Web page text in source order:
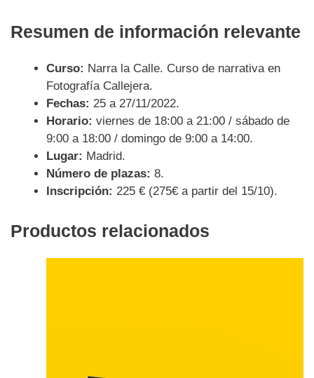
Resumen de información relevante
Curso: Narra la Calle. Curso de narrativa en
Fotografía Callejera.
Fechas: 25 a 27/11/2022.
Horario: viernes de 18:00 a 21:00 / sábado de
9:00 a 18:00 / domingo de 9:00 a 14:00.
Lugar: Madrid.
Número de plazas: 8.
Inscripción: 225 € (275€ a partir del 15/10).
Productos relacionados